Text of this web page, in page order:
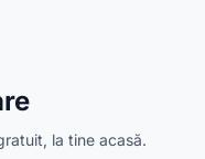
la tine acasă.